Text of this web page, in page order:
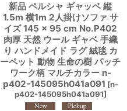
新品 ペルシャ ギャッベ 縦
1.5m 横1m 2人掛けソファ サ
イズ 145 × 95 cm No.P402
肉厚 天然 ウール ギャベ 手織
り ハンドメイド ラグ 絨毯 カ
ーペット 動物 生命の樹 パッチ
ワーク柄 マルチカラー n-
p402-145095h041a091 [n-
p402-145095h041a091]